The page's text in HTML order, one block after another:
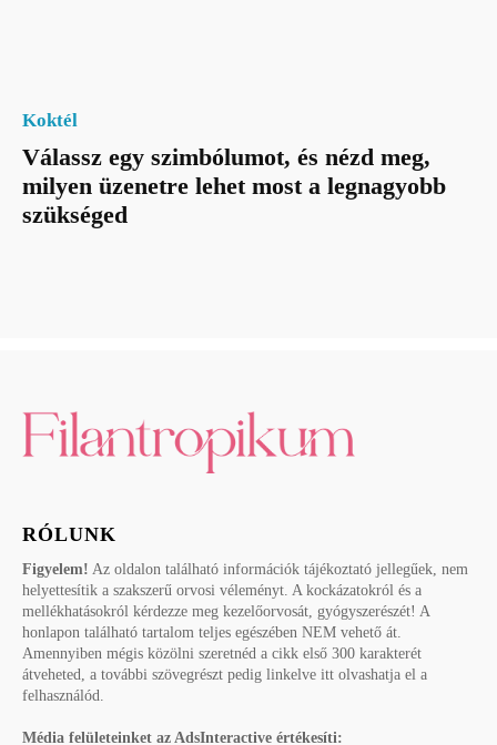
Koktél
Válassz egy szimbólumot, és nézd meg,
milyen üzenetre lehet most a legnagyobb
szükséged
RÓLUNK
Figyelem! Az oldalon található információk tájékoztató jellegűek, nem
helyettesítik a szakszerű orvosi véleményt. A kockázatokról és a
mellékhatásokról kérdezze meg kezelőorvosát, gyógyszerészét! A
honlapon található tartalom teljes egészében NEM vehető át.
Amennyiben mégis közölni szeretnéd a cikk első 300 karakterét
átveheted, a további szövegrészt pedig linkelve itt olvashatja el a
felhasználód.
Média felületeinket az AdsInteractive értékesíti: